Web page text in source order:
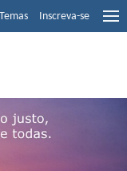
Temas Inscreva-se